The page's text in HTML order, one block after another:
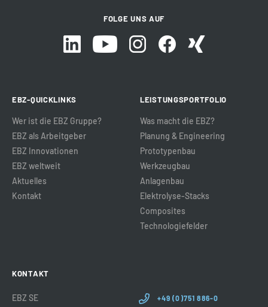
FOLGE UNS AUF
EBZ-QUICKLINKS
Wer ist die EBZ Gruppe?
EBZ als Arbeitgeber
EBZ Innovationen
EBZ weltweit
Aktuelles
Kontakt
LEISTUNGSPORTFOLIO
Was macht die EBZ?
Planung & Engineering
Prototypenbau
Werkzeugbau
Anlagenbau
Elektrolyse-Stacks
Composites
Technologiefelder
KONTAKT
EBZ SE +49 (0)751 886-0